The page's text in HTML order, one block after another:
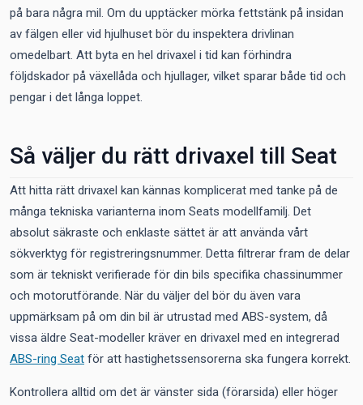
på bara några mil. Om du upptäcker mörka fettstänk på insidan
av fälgen eller vid hjulhuset bör du inspektera drivlinan
omedelbart. Att byta en hel drivaxel i tid kan förhindra
följdskador på växellåda och hjullager, vilket sparar både tid och
pengar i det långa loppet.
Så väljer du rätt drivaxel till Seat
Att hitta rätt drivaxel kan kännas komplicerat med tanke på de
många tekniska varianterna inom Seats modellfamilj. Det
absolut säkraste och enklaste sättet är att använda vårt
sökverktyg för registreringsnummer. Detta filtrerar fram de delar
som är tekniskt verifierade för din bils specifika chassinummer
och motorutförande. När du väljer del bör du även vara
uppmärksam på om din bil är utrustad med ABS-system, då
vissa äldre Seat-modeller kräver en drivaxel med en integrerad
ABS-ring Seat för att hastighetssensorerna ska fungera korrekt.
Kontrollera alltid om det är vänster sida (förarsida) eller höger